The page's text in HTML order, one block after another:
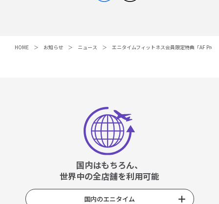
HOME お知らせ ニュース エニタイムフィットネス会員限定特典「AF
国内はもちろん、
世界中の全店舗を利用可能
国内のエニタイム